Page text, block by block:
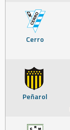
Cerro
Peñarol